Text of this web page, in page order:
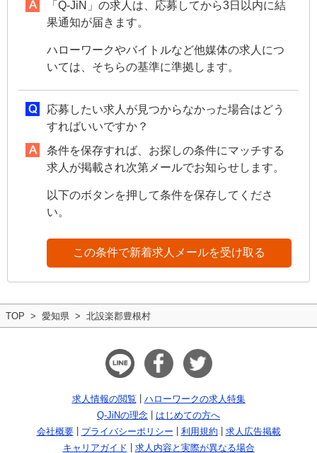
「Q-JiN」の求人は、応募してから3日以内に結
果通知が届きます。
ハローワークやバイトルなど他媒体の求人につ
いては、そちらの基準に準拠します。
応募したい求人が見つからなかった場合はどう
すればいいですか？
条件を保存すれば、お探しの条件にマッチする
求人が掲載され次第メールでお知らせします。
以下のボタンを押して条件を保存してくださ
い。
この条件で新着求人メールを受け取る
TOP 愛知県 北設楽郡豊根村
求人情報の閲覧
ハローワークの求人特集
Q-JiNの理念
はじめての方へ
会社概要
プライバシーポリシー 利用規約
求人広告掲載
キャリアガイド
求人内容と実際が異なる場合